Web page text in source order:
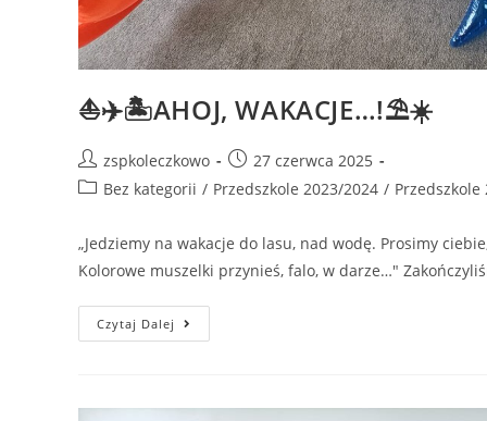
⛵✈️🏝️AHOJ, WAKACJE…!⛱️☀️
zspkoleczkowo
27 czerwca 2025
Bez kategorii / Przedszkole 2023/2024 / Przedszkole
„Jedziemy na wakacje do lasu, nad wodę. Prosimy
Kolorowe muszelki przynieś, falo, w darze…"
Czytaj Dalej